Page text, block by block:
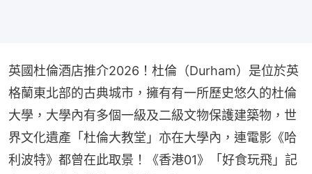
英國杜倫酒店推介2026！杜倫（Durham）是位於英
格蘭東北部的古典城市，擁有有一所歷史悠久的杜倫
大學，大學內有多個一級及二級文物保護建築物，世
界文化遺產「杜倫大教堂」亦在大學內，連電影《哈
利波特》都曾在此取景！《香港01》「好食玩飛」記